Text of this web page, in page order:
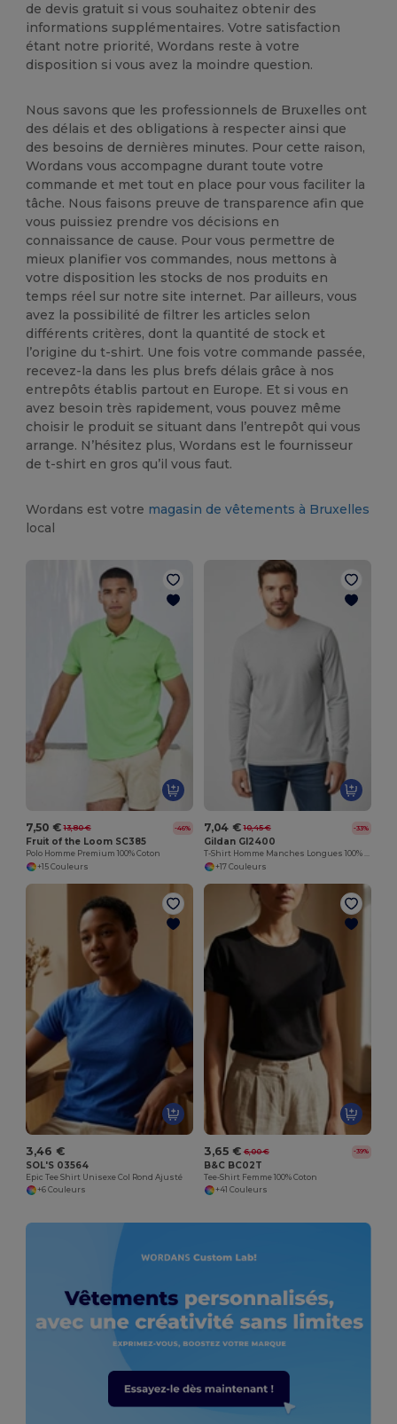
de devis gratuit si vous souhaitez obtenir des
informations supplémentaires. Votre satisfaction
étant notre priorité, Wordans reste à votre
disposition si vous avez la moindre question.
Nous savons que les professionnels de Bruxelles ont
des délais et des obligations à respecter ainsi que
des besoins de dernières minutes. Pour cette raison,
Wordans vous accompagne durant toute votre
commande et met tout en place pour vous faciliter la
tâche. Nous faisons preuve de transparence afin que
vous puissiez prendre vos décisions en
connaissance de cause. Pour vous permettre de
mieux planifier vos commandes, nous mettons à
votre disposition les stocks de nos produits en
temps réel sur notre site internet. Par ailleurs, vous
avez la possibilité de filtrer les articles selon
différents critères, dont la quantité de stock et
l’origine du t-shirt. Une fois votre commande passée,
recevez-la dans les plus brefs délais grâce à nos
entrepôts établis partout en Europe. Et si vous en
avez besoin très rapidement, vous pouvez même
choisir le produit se situant dans l’entrepôt qui vous
arrange. N’hésitez plus, Wordans est le fournisseur
de t-shirt en gros qu’il vous faut.
Wordans est votre magasin de vêtements à Bruxelles
local
7,50 € 13,80 € -46%
Fruit of the Loom SC385
Polo Homme Premium 100% Coton
+15 Couleurs
7,04 € 10,45 € -33%
Gildan GI2400
T-Shirt Homme Manches Longues 100% Coton
+17 Couleurs
3,46 €
SOL'S 03564
Epic Tee Shirt Unisexe Col Rond Ajusté
+6 Couleurs
3,65 € 6,00 € -39%
B&C BC02T
Tee-Shirt Femme 100% Coton
+41 Couleurs